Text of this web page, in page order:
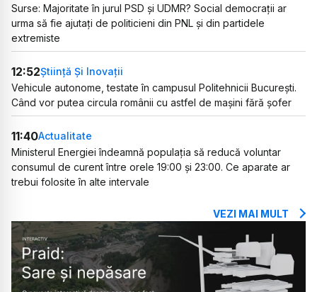
Surse: Majoritate în jurul PSD și UDMR? Social democrații ar
urma să fie ajutați de politicieni din PNL și din partidele
extremiste
12:52Știință Și Inovații
Vehicule autonome, testate în campusul Politehnicii București.
Când vor putea circula românii cu astfel de mașini fără șofer
11:40Actualitate
Ministerul Energiei îndeamnă populația să reducă voluntar
consumul de curent între orele 19:00 și 23:00. Ce aparate ar
trebui folosite în alte intervale
VEZI MAI MULT